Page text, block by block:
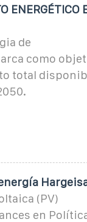
ENERGÉTICO
de
como
total
(PV)
en